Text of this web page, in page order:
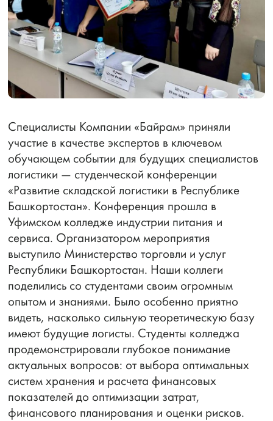
Специалисты Компании «Байрам» приняли
участие в качестве экспертов в ключевом
обучающем событии для будущих специалистов
логистики — студенческой конференции
«Развитие складской логистики в Республике
Башкортостан». Конференция прошла в
Уфимском колледже индустрии питания и
сервиса. Организатором мероприятия
выступило Министерство торговли и услуг
Республики Башкортостан. Наши коллеги
поделились со студентами своим огромным
опытом и знаниями. Было особенно приятно
видеть, насколько сильную теоретическую базу
имеют будущие логисты. Студенты колледжа
продемонстрировали глубокое понимание
актуальных вопросов: от выбора оптимальных
систем хранения и расчета финансовых
показателей до оптимизации затрат,
финансового планирования и оценки рисков.